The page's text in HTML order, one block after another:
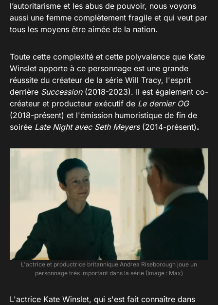
l’autoritarisme et les abus de pouvoir, nous voyons
aussi une femme complètement fragile et qui veut par
tous les moyens être aimée de la nation.
Toute cette complexité et cette polyvalence que Kate
Winslet apporte à ce personnage est une grande
réussite du créateur de la série Will Tracy, l'esprit
derrière Succession (2018-2023). Il est également co-
créateur et producteur exécutif de Le dernier OG
(2018-présent) et l'émission humoristique de fin de
soirée Late Night avec Seth Meyers(2014-présent).
L'actrice et productrice britannique Andrea Riseborough joue un
personnage très important dans la série (Image : Max)
L'actrice Kate Winslet, qui s'est fait connaître dans